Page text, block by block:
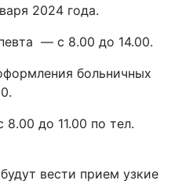
2024 года.
— с 8.00 до 14.00.
больничных
до 11.00 по тел.
вести прием узкие